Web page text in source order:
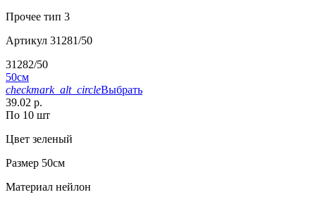
Прочее тип 3
Артикул 31281/50
31282/50
50см
checkmark_alt_circleВыбрать
39.02 р.
По 10 шт
Цвет зеленый
Размер 50см
Материал нейлон